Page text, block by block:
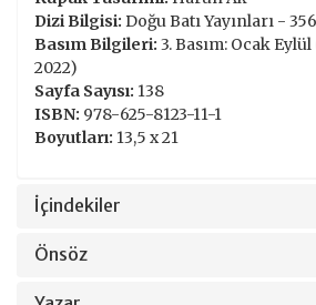
Dizi Bilgisi: Doğu Batı Yayınları -
Basım Bilgileri: 3. Basım: Ocak Eylül
2022)
Sayfa Sayısı: 138
ISBN: 978-625-8123-11-1
Boyutları: 13,5 x 21
İçindekiler
Önsöz